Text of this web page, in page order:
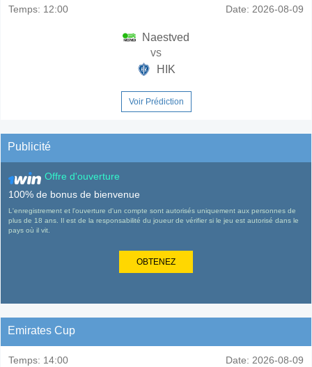
Temps: 12:00 Date: 2026-08-09
Naestved
vs
HIK
Voir Prédiction
Publicité
Offre d'ouverture
100% de bonus de bienvenue
L'enregistrement et l'ouverture d'un compte sont autorisés uniquement aux personnes de
plus de 18 ans. Il est de la responsabilité du joueur de vérifier si le jeu est autorisé dans le
pays où il vit.
OBTENEZ
Emirates Cup
Temps: 14:00 Date: 2026-08-09